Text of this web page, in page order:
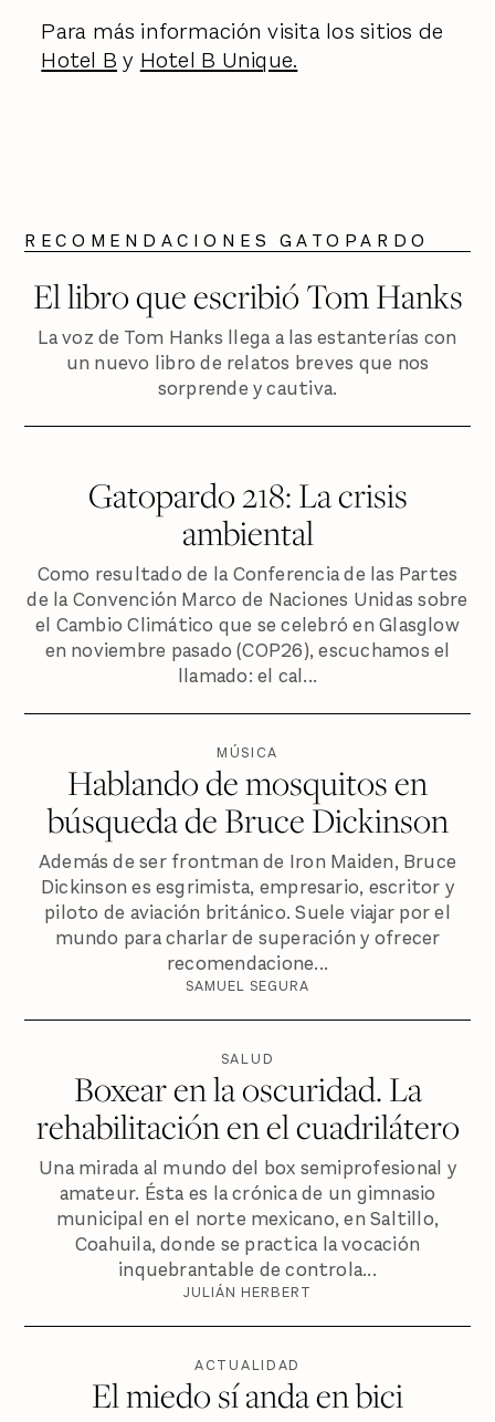
Para más información visita los sitios de
Hotel B y Hotel B Unique.
RECOMENDACIONES GATOPARDO
El libro que escribió Tom Hanks
La voz de Tom Hanks llega a las estanterías con
un nuevo libro de relatos breves que nos
sorprende y cautiva.
Gatopardo 218: La crisis
ambiental
Como resultado de la Conferencia de las Partes
de la Convención Marco de Naciones Unidas sobre
el Cambio Climático que se celebró en Glasglow
en noviembre pasado (COP26), escuchamos el
llamado: el cal...
MÚSICA
Hablando de mosquitos en
búsqueda de Bruce Dickinson
Además de ser frontman de Iron Maiden, Bruce
Dickinson es esgrimista, empresario, escritor y
piloto de aviación británico. Suele viajar por el
mundo para charlar de superación y ofrecer
recomendacione...
SAMUEL SEGURA
SALUD
Boxear en la oscuridad. La
rehabilitación en el cuadrilátero
Una mirada al mundo del box semiprofesional y
amateur. Ésta es la crónica de un gimnasio
municipal en el norte mexicano, en Saltillo,
Coahuila, donde se practica la vocación
inquebrantable de controla...
JULIÁN HERBERT
ACTUALIDAD
El miedo sí anda en bici